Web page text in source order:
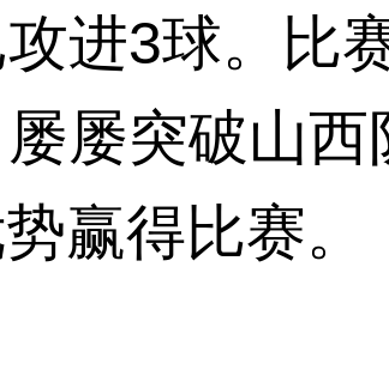
进3球。比
屡突破山
赢得比赛。